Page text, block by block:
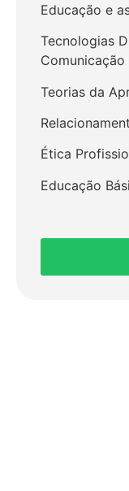
Educação e
Tecnologias
Comunicação
Teorias da
Ética
Educação